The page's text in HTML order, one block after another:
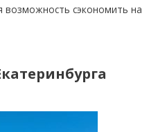
возможность сэкономить на